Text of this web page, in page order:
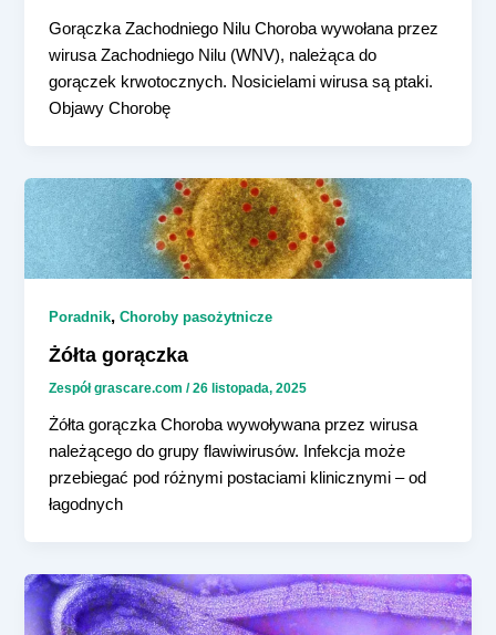
Gorączka Zachodniego Nilu Choroba wywołana przez
wirusa Zachodniego Nilu (WNV), należąca do
gorączek krwotocznych. Nosicielami wirusa są ptaki.
Objawy Chorobę
Poradnik,Choroby pasożytnicze
Żółta gorączka
Zespół grascare.com/26 listopada, 2025
Żółta gorączka Choroba wywoływana przez wirusa
należącego do grupy flawiwirusów. Infekcja może
przebiegać pod różnymi postaciami klinicznymi – od
łagodnych